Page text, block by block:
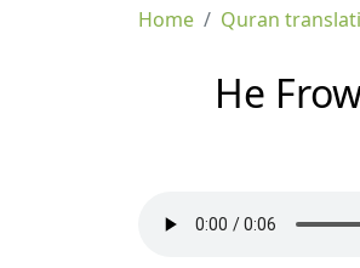
Home Quran
He